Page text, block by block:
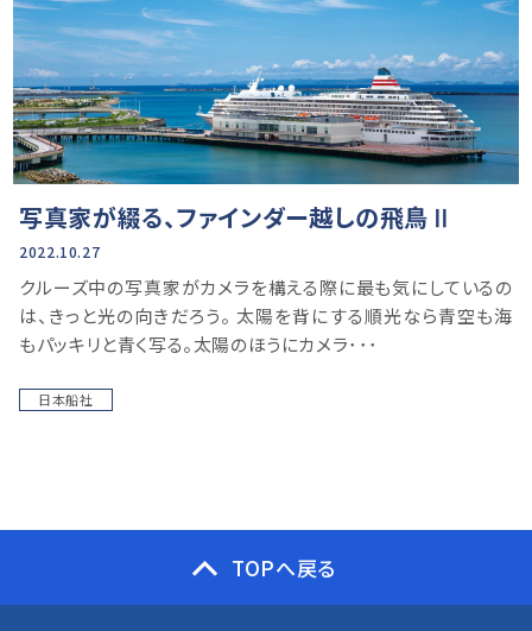
写真家が綴る、ファインダー越しの飛鳥Ⅱ
2022.10.27
クルーズ中の写真家がカメラを構える際に最も気にしているの
は、きっと光の向きだろう。 太陽を背にする順光なら青空も海
もパッキリと青く写る。太陽のほうにカメラ･･･
日本船社
TOPへ戻る